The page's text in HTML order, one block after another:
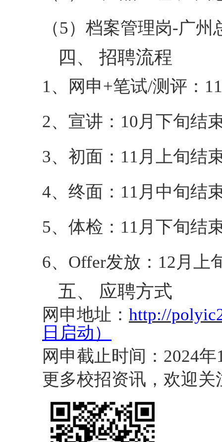
（5）档案管理岗-广州
四、 招聘流程
1、 网申+笔试/测评：
2、 宣讲： 10月下旬结
3、 初面： 11月上旬结
4、 终面： 11月中旬结
5、 体检： 11月下旬结
6、 Offer发放：12月上
五、 应聘方式
网申地址： http://
日启动）
网申截止时间： 2024年
更多校招资讯 ， 欢迎关